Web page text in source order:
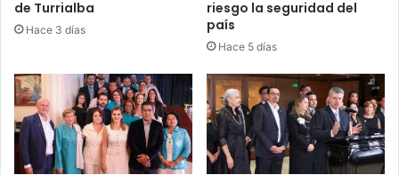
de Turrialba
Hace 3 días
riesgo la seguridad del
país
Hace 5 días